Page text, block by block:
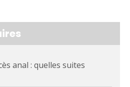
anal : quelles suites